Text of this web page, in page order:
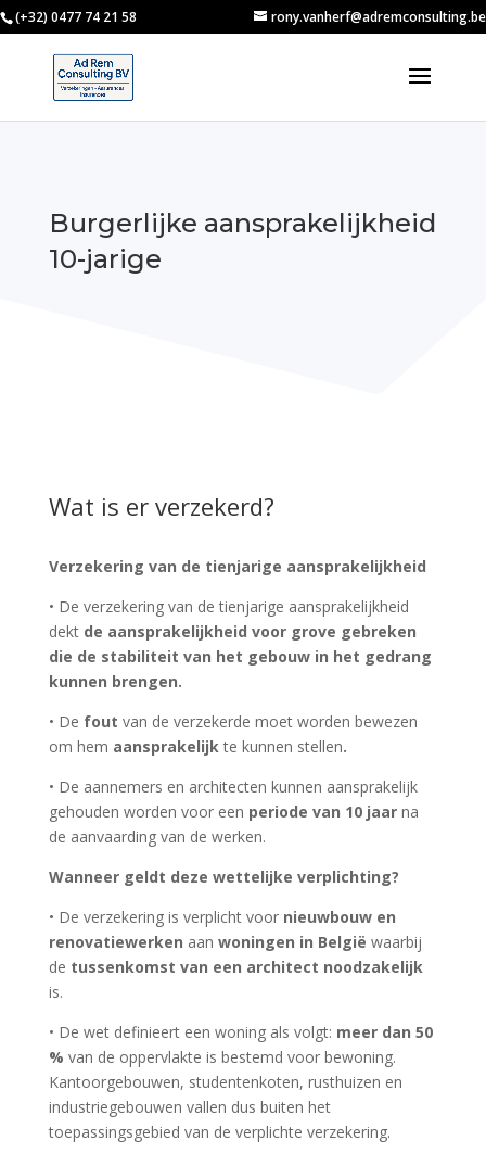
(+32) 0477 74 21 58 rony.vanherf@adremconsulting.be
Burgerlijke aansprakelijkheid
10-jarige
Wat is er verzekerd?
Verzekering van de tienjarige aansprakelijkheid
• De verzekering van de tienjarige aansprakelijkheid
dekt de aansprakelijkheid voor grove gebreken
die de stabiliteit van het gebouw in het gedrang
kunnen brengen.
• De fout van de verzekerde moet worden bewezen
om hem aansprakelijk te kunnen stellen.
• De aannemers en architecten kunnen aansprakelijk
gehouden worden voor een periode van 10 jaar na
de aanvaarding van de werken.
Wanneer geldt deze wettelijke verplichting?
• De verzekering is verplicht voor nieuwbouw en
renovatiewerken aan woningen in België waarbij
de tussenkomst van een architect noodzakelijk
is.
• De wet definieert een woning als volgt: meer dan 50
% van de oppervlakte is bestemd voor bewoning.
Kantoorgebouwen, studentenkoten, rusthuizen en
industriegebouwen vallen dus buiten het
toepassingsgebied van de verplichte verzekering.